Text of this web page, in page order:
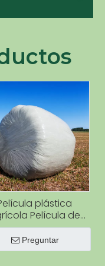
plástica
Película de
de ensilaje
para ensilaje
de pasto
Preguntar